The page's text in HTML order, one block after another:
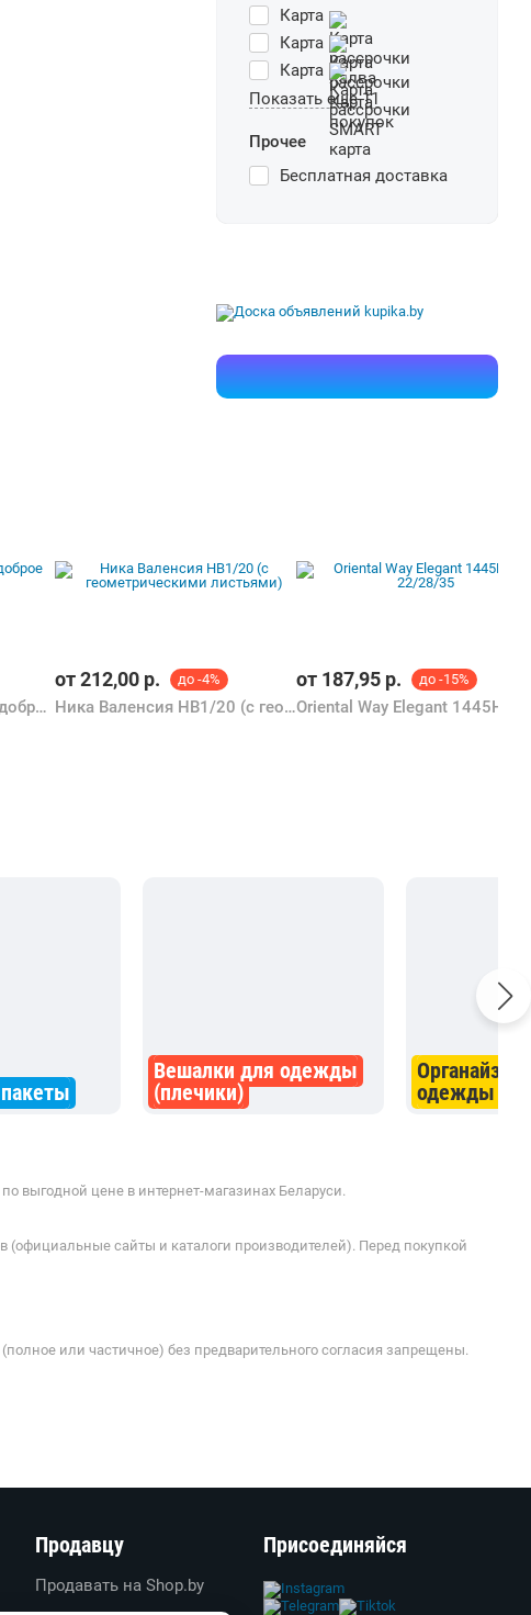
Карта
Карта
Карта
Показать еще 11
Прочее
Бесплатная доставка
Ника Тефлон Н10+/14 (доброе утро)
от212,00 р. до -4%
Ника Валенсия НВ1/20 (с геометрическими листьями)
от 187,95 р. до -15%
Вешалки для одежды
(плечики)
одежды и
выгодной цене в интернет-магазинах Беларуси.
(официальные сайты и каталоги производителей). Перед покупкой
или частичное) без предварительного согласия запрещены.
Продавцу
Продавать на Shop.by
Присоединяйся